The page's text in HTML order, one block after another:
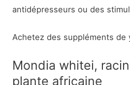
antidépresseurs ou des
Achetez des suppléments de
Mondia whitei,
plante africaine